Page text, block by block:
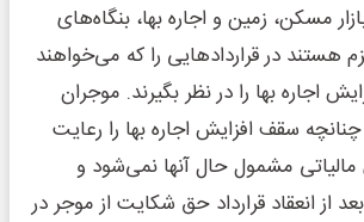
مسکن، زمین و اجاره بها، بنگاه‌های
هستند در قراردادهایی را که می‌خواهند
اجاره بها را در نظر بگیرند. موجران
سقف افزایش اجاره بها را رعایت
مشمول حال آنها نمی‌شود و
تا ۵ سال بعد از انعقاد قرارداد حق شکایت از موجر در